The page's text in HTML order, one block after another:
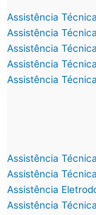
Assistência
Assistência
Assistência
Assistência
Assistência
Assistência
Assistência
Assistência
Assistência